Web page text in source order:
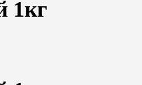
1кг